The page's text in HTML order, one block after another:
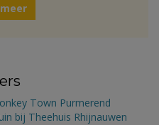
Town Purmerend
bij Theehuis Rhijnauwen